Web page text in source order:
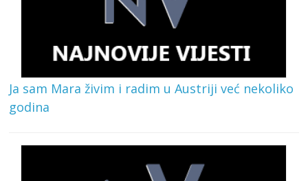
Ja sam Mara živim i radim u Austriji već nekoliko
godina